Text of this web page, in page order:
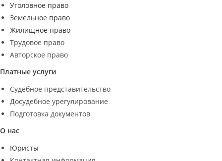
Уголовное право
Земельное право
Жилищное право
Трудовое право
Авторское право
Платные услуги
Судебное представительство
Досудебное урегулирование
Подготовка документов
О нас
Юристы